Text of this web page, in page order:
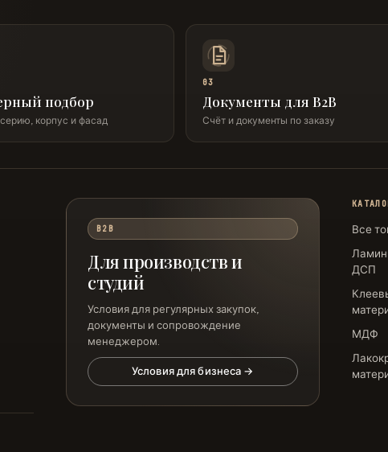
подбор
корпус и фасад
03
Документы для B2B
Счёт и документы по заказу
B2B
Для производств и
студий
Условия для регулярных закупок,
документы и сопровождение
менеджером.
Условия для бизнеса →
Все
ДСП
МДФ